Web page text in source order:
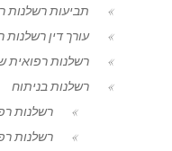
תביעות רשלנות
עורך דין
רשלנות רפואית
רשלנות בניתוח
רשלנות
רשלנות